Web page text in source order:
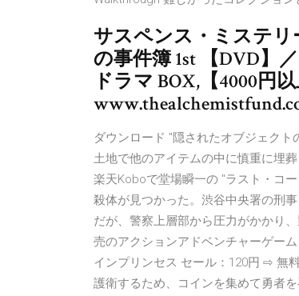
サスペンス・ミステリ
の事件簿 1st 【DVD】
ドラマ BOX,【4000円
ダウンロード "隠されたオブジェク
土地で他のアイテムの中に慎重に埋
楽天Koboで堂場瞬一の "ラスト・コ
殺体が見つかった。渋谷中央署の刑
だが、警察上層部から圧力がかかり
売のアクションアドベンチャーゲー
インプリンセス セール：120円 ⇨
護衛するため、コインを集めて勇者